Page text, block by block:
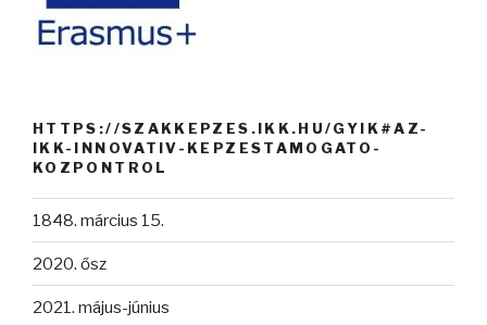
HTTPS://SZAKKEPZES.IKK.HU/GYIK#AZ-
IKK-INNOVATIV-KEPZESTAMOGATO-
KOZPONTROL
1848. március 15.
2020. ősz
2021. május-június